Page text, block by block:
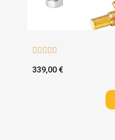
    
339,00 €